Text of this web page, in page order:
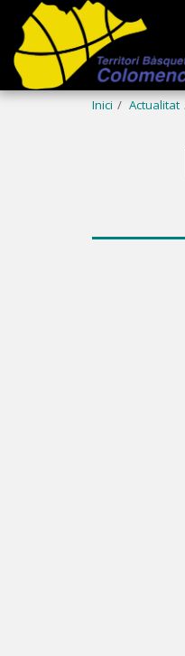
Inici Actualitat